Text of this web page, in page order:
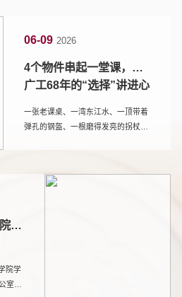
06-09 2026
4个物件串起一堂课，把
广工68年的“选择”讲进心
一张老课桌、一湾东江水、一顶带着
弹孔的钢盔、一根磨得发亮的拐杖
“轻苗化才”骨干培训营举办的一场特
一
院学
室主